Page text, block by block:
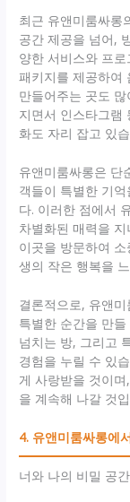
최근 유앤미룸싸롱
공간 제공을 넘어,
양한 서비스와 프
패키지를 제공하여
만들어주는 곳도
지면서 인스타그램
화도 자리 잡고 있
유앤미룸싸롱은 단
객들이 특별한 기
다. 이러한 점에서
차별화된 매력을
이곳을 방문하여
생의 작은 행복을
결론적으로, 유앤
특별한 순간을 만
넘치는 방, 그리고
경험을 누릴 수 있
게 사랑받을 것이
을 계속해 나갈 것
4. 유앤미룸싸롱에
너와 나의 비밀 공